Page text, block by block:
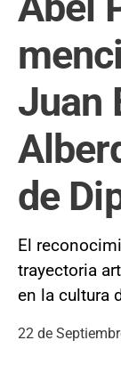
Juan
de
El
trayectoria
en la cultura
22 de